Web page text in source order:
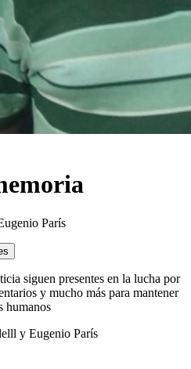
París
siguen presentes en la lucha por
y mucho más para mantener
humanos
y Eugenio París